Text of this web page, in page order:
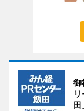
御
田